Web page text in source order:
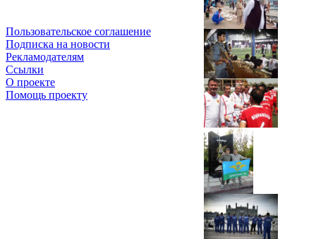
Пользовательское соглашение
Подписка на новости
Рекламодателям
Ссылки
О проекте
Помощь проекту